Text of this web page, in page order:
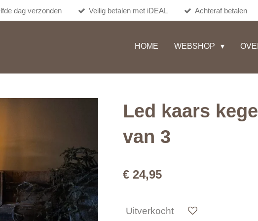
dag verzonden Veilig betalen met iDEAL Achteraf betalen
HOME WEBSHOP
Led kaars
van 3
€ 24,95
Uitverkocht